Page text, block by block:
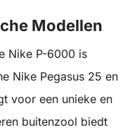
Modellen
Nike P-6000 is
Nike Pegasus 25 en
voor een unieke en
buitenzool biedt